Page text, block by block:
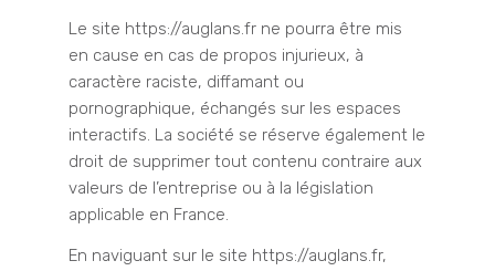
Le site https://auglans.fr ne pourra être mis
en cause en cas de propos injurieux, à
caractère raciste, diffamant ou
pornographique, échangés sur les espaces
interactifs. La société se réserve également le
droit de supprimer tout contenu contraire aux
valeurs de l’entreprise ou à la législation
applicable en France.
En naviguant sur le site https://auglans.fr,